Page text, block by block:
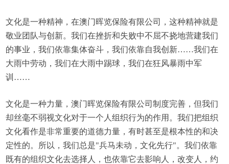
文化是一种精神，在澳门晖览保险有限公司，这种精神就是
敬业团队与创新。我们在挫折和失败中不屈不挠地营建我们
的事业，我们依靠集体奋斗，我们依靠自我创新……我们在
大雨中劳动，我们在大雨中踢球，我们在狂风暴雨中军
训……
文化是一种力量，澳门晖览保险有限公司制度完善，但我们
却丝毫不弱视文化对于一个人组织行为的作用。我们把组织
文化看作是非常重要的道德力量，有时甚至是根本性的和决
定性的。所以，我们总是"兵马未动，文化先行"。我们依靠
既有的组织文化去选择人，也依靠它去影响人，改变人，约